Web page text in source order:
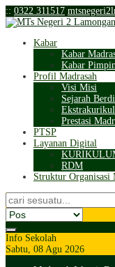
:: 0322 311517
Kabar
Kabar
Kabar
Profil Madrasah
Visi Misi
Sejarah
Prestasi
PTSP
Layanan Digital
RDM
Struktur Organisasi
Info Sekolah
Sabtu, 08 Agu 2026